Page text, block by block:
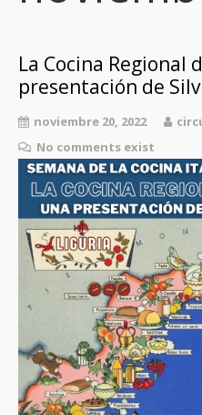
La Cocina Regional
presentación de
noviembre 20, 2022
No comments exist